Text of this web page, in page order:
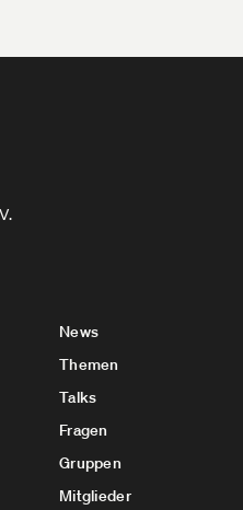
News
Themen
Talks
Fragen
Gruppen
Mitglieder